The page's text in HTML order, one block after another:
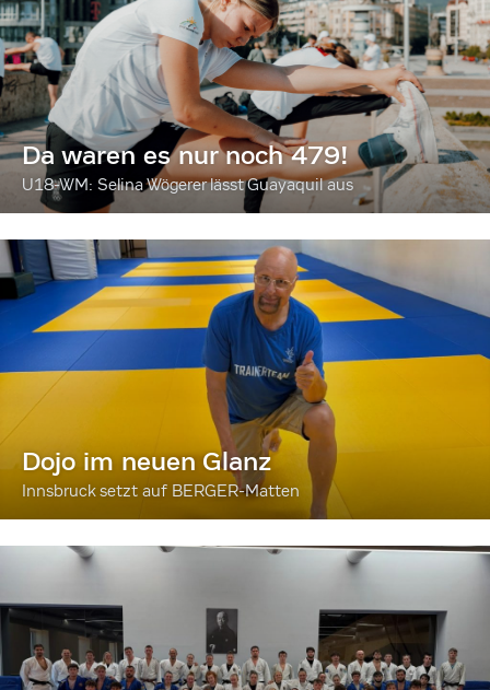
Da waren es nur noch 479!
U18-WM: Selina Wögerer lässt Guayaquil aus
Dojo im neuen Glanz
Innsbruck setzt auf BERGER-Matten